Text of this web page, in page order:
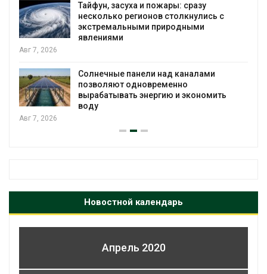
Тайфун, засуха и пожары: сразу
несколько регионов столкнулись с
экстремальными природными
явлениями
Авг 7, 2026
Солнечные панели над каналами
позволяют одновременно
вырабатывать энергию и экономить
воду
Авг 7, 2026
Новостной календарь
Апрель 2020